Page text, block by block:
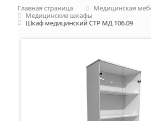
Главная страница Медицинская
Медицинские шкафы
Шкаф медицинский СТР МД 106.09